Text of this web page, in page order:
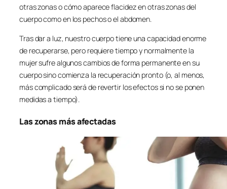
otras zonas o cómo aparece flacidez en otras zonas del
cuerpo como en los pechos o el abdomen.
Tras dar a luz, nuestro cuerpo tiene una capacidad enorme
de recuperarse, pero requiere tiempo y normalmente la
mujer sufre algunos cambios de forma permanente en su
cuerpo sino comienza la recuperación pronto (o, al menos,
más complicado será de revertir los efectos si no se ponen
medidas a tiempo).
Las zonas más afectadas